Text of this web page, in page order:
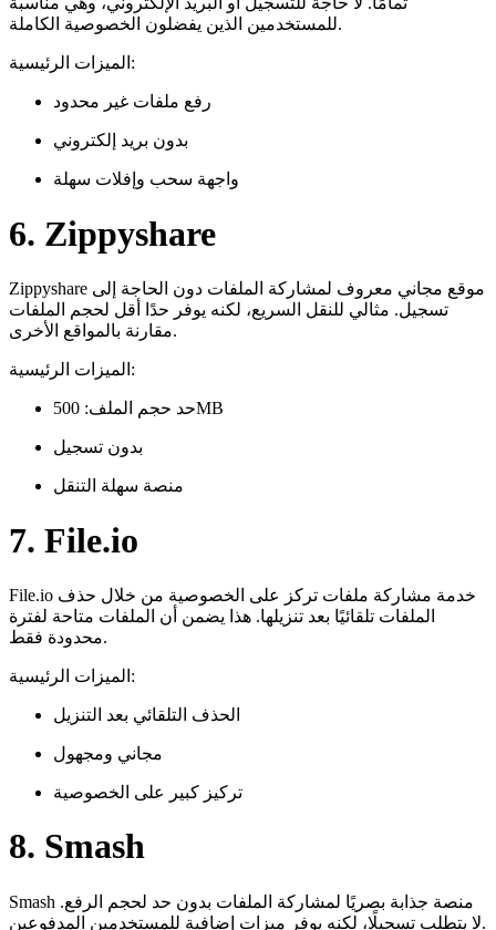
للمستخدمين الذين يفضلون الخصوصية الكاملة.
الميزات الرئيسية:
رفع ملفات غير محدود
بدون بريد إلكتروني
واجهة سحب وإفلات سهلة
6. Zippyshare
Zippyshare موقع مجاني معروف لمشاركة الملفات دون الحاجة إلى
تسجيل. مثالي للنقل السريع، لكنه يوفر حدًا أقل لحجم الملفات
مقارنة بالمواقع الأخرى.
الميزات الرئيسية:
حد حجم الملف: 500MB
بدون تسجيل
منصة سهلة التنقل
7. File.io
File.io خدمة مشاركة ملفات تركز على الخصوصية من خلال حذف
الملفات تلقائيًا بعد تنزيلها. هذا يضمن أن الملفات متاحة لفترة
محدودة فقط.
الميزات الرئيسية:
الحذف التلقائي بعد التنزيل
مجاني ومجهول
تركيز كبير على الخصوصية
8. Smash
Smash منصة جذابة بصريًا لمشاركة الملفات بدون حد لحجم الرفع.
لا يتطلب تسجيلًا، لكنه يوفر ميزات إضافية للمستخدمين المدفوعين.